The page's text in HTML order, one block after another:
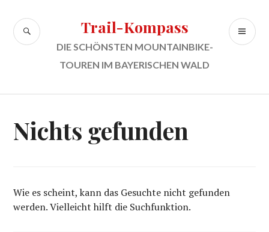
Inhalt
springen
Trail-Kompass
DIE SCHÖNSTEN MOUNTAINBIKE-
TOUREN IM BAYERISCHEN WALD
SUCHE
Nichts gefunden
Wie es scheint, kann das Gesuchte nicht gefunden
werden. Vielleicht hilft die Suchfunktion.